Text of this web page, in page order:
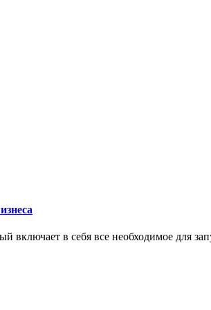
включает в себя все необходимое для